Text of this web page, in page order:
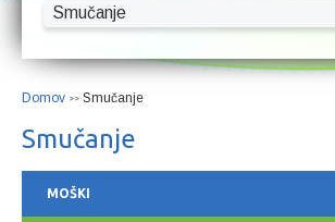
Smučanje
Domov >> Smučanje
Smučanje
MOŠKI